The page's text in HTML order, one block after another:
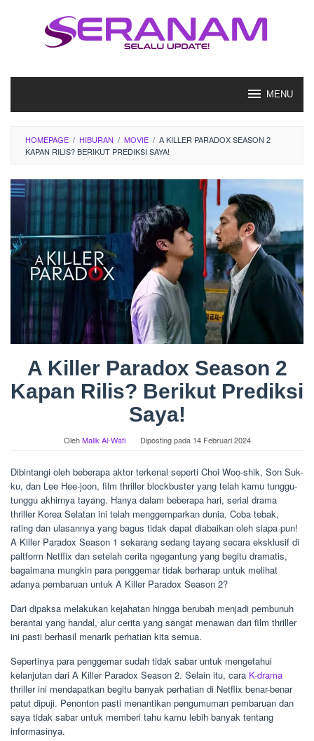
MENU
HOMEPAGE / HIBURAN / MOVIE / A KILLER PARADOX SEASON 2
KAPAN RILIS? BERIKUT PREDIKSI SAYA!
A Killer Paradox Season 2
Kapan Rilis? Berikut Prediksi
Saya!
OlehMalik Al-Wafi Diposting pada 14 Februari 2024
Dibintangi oleh beberapa aktor terkenal seperti Choi Woo-shik, Son Suk-
ku, dan Lee Hee-joon, film thriller blockbuster yang telah kamu tunggu-
tunggu akhirnya tayang. Hanya dalam beberapa hari, serial drama
thriller Korea Selatan ini telah menggemparkan dunia. Coba tebak,
rating dan ulasannya yang bagus tidak dapat diabaikan oleh siapa pun!
A Killer Paradox Season 1 sekarang sedang tayang secara eksklusif di
paltform Netflix dan setelah cerita ngegantung yang begitu dramatis,
bagaimana mungkin para penggemar tidak berharap untuk melihat
adanya pembaruan untuk A Killer Paradox Season 2?
Dari dipaksa melakukan kejahatan hingga berubah menjadi pembunuh
berantai yang handal, alur cerita yang sangat menawan dari film thriller
ini pasti berhasil menarik perhatian kita semua.
Sepertinya para penggemar sudah tidak sabar untuk mengetahui
kelanjutan dari A Killer Paradox Season 2. Selain itu, cara K-drama
thriller ini mendapatkan begitu banyak perhatian di Netflix benar-benar
patut dipuji. Penonton pasti menantikan pengumuman pembaruan dan
saya tidak sabar untuk memberi tahu kamu lebih banyak tentang
informasinya.